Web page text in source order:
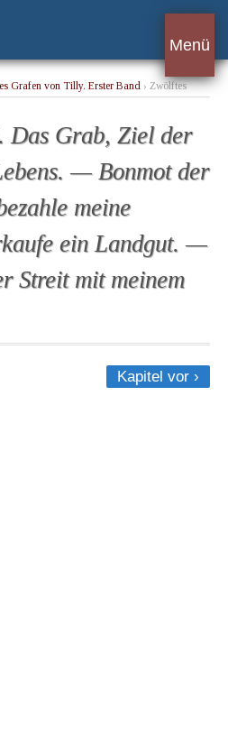
Menü
Grafen von Tilly. Erster Band › Zwölftes
Das Grab, Ziel der
— Bonmot der
meine
ein Landgut. —
Streit mit meinem
Kapitel vor ›